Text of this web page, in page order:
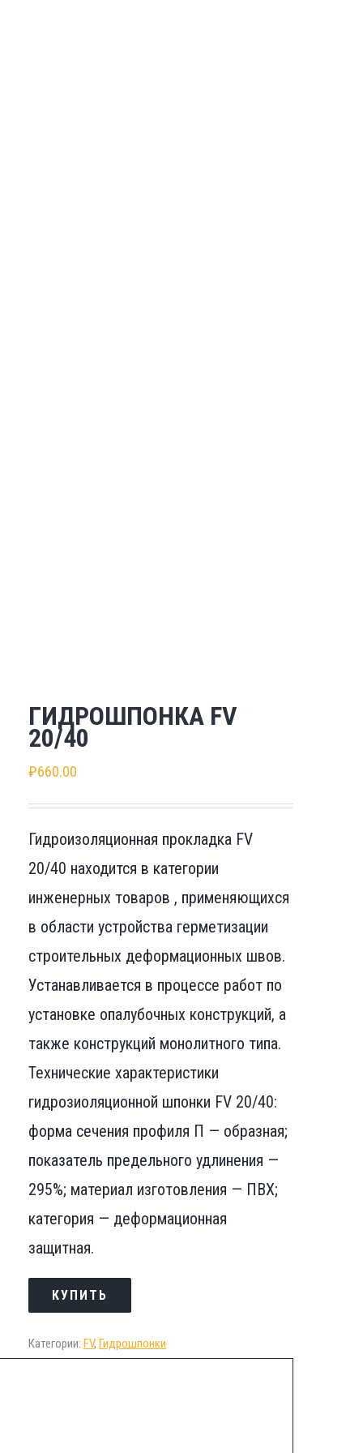
ГИДРОШПОНКА FV
20/40
₽660.00
Гидроизоляционная прокладка FV
20/40 находится в категории
инженерных товаров , применяющихся
в области устройства герметизации
строительных деформационных швов.
Устанавливается в процессе работ по
установке опалубочных конструкций, а
также конструкций монолитного типа.
Технические характеристики
гидрозиоляционной шпонки FV 20/40:
форма сечения профиля П — образная;
показатель предельного удлинения —
295%; материал изготовления — ПВХ;
категория — деформационная
защитная.
КУПИТЬ
Категории: FV, Гидрошпонки